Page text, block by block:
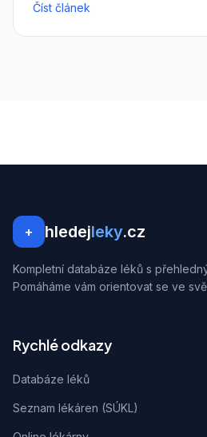
Číst článek
+ hledejleky.cz
Kompletní databáze léků s
Pomáháme vám orientovat se ve
Rychlé odkazy
Databáze léků
Seznam lékáren (SÚKL)